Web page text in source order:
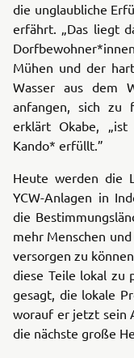
die unglaubliche
erfährt. „Das liegt
Mühen und der
Wasser aus dem
anfangen, sich zu
erklärt Okabe,
Kando* erfüllt.”
Heute werden die
YCW-Anlagen in
die
mehr Menschen
versorgen zu
diese Teile lokal zu
gesagt, die lokale
worauf er jetzt sein
die nächste große